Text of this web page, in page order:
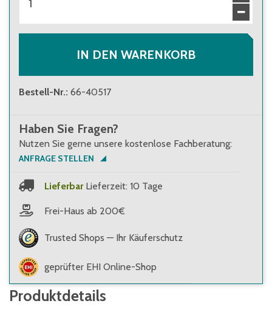
IN DEN WARENKORB
Bestell-Nr.: 66-40517
Haben Sie Fragen?
Nutzen Sie gerne unsere kostenlose Fachberatung:
ANFRAGE STELLEN
Lieferbar Lieferzeit: 10 Tage
Frei-Haus ab 200€
Trusted Shops — Ihr Käuferschutz
geprüfter EHI Online-Shop
Produktdetails